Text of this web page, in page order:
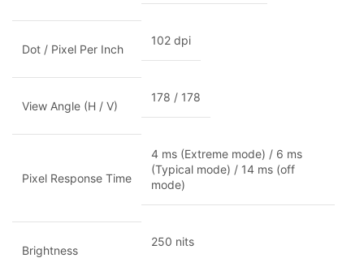
Dot / Pixel Per Inch
102 dpi
View Angle (H / V)
178 / 178
Pixel Response Time
4 ms (Extreme mode) / 6 ms
(Typical mode) / 14 ms (off
mode)
Brightness
250 nits